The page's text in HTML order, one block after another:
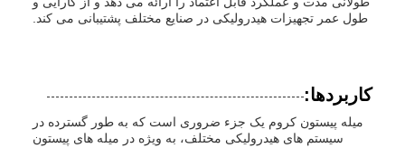
طول عمر تجهیزات هیدرولیکی در صنایع مختلف پشتیبانی می کند.
کاربردها:
میله پیستون کروم یک جزء ضروری است که به طور گسترده در
سیستم های هیدرولیکی مختلف، به ویژه در میله های پیستون